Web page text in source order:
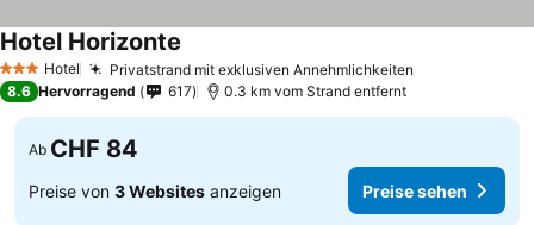
3 SterneHotel Privatstrand mit exklusiven Annehmlichkeiten
Hotel Horizonte
8.6 Hervorragend 617 0.3 km vom Strand entfernt
Ab CHF 84
Preise von 3 Websites anzeigen Preise sehen